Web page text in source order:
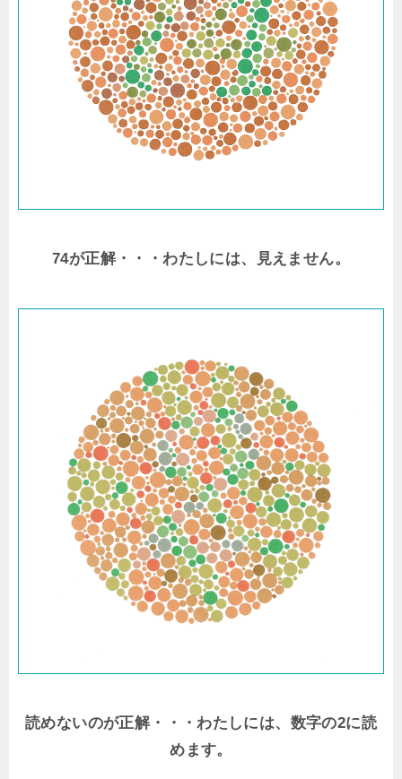
74が正解・・・わたしには、見えません。
読めないのが正解・・・わたしには、数字の2に読
めます。